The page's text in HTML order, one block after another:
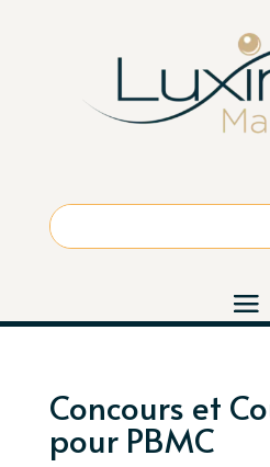
Concours et
pour PBMC